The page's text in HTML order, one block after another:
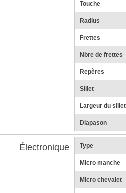
Touche
Radius
Frettes
Nbre de frettes
Repères
Sillet
Largeur du sillet
Diapason
Électronique Type
Micro manche
Micro chevalet